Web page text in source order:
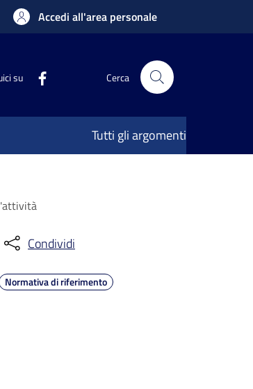
Accedi all'area personale
su Cerca
Tutti gli argomenti
Condividi
Normativa di riferimento